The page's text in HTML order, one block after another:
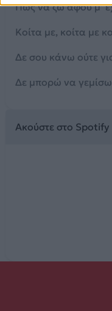
Πως να ζω αφού μ’
Κοίτα με, κοίτα με
Δε σου κάνω ούτε
Δε μπορώ να
Ακούστε στο Spotify